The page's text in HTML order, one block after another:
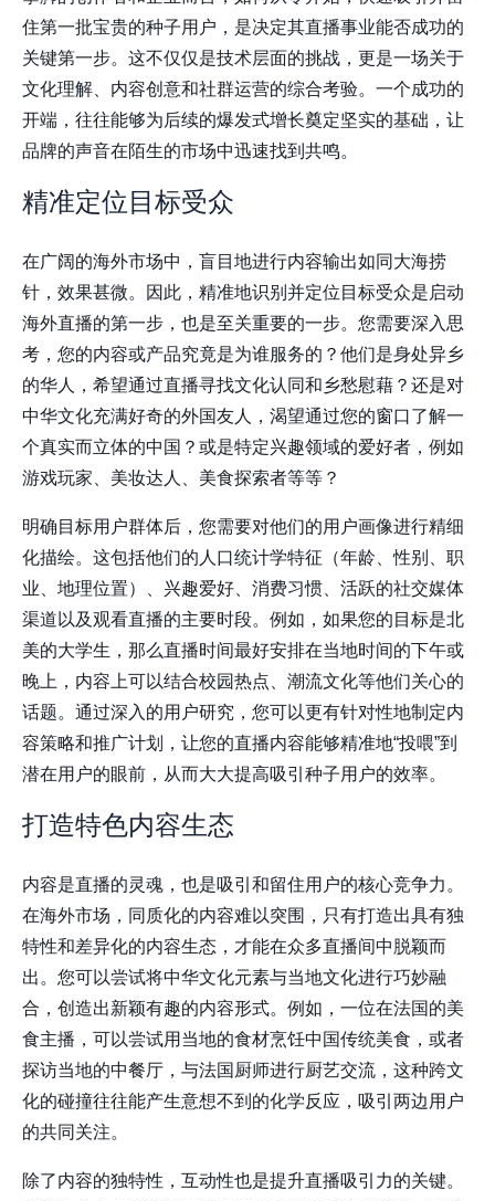
住第一批宝贵的种子用户，是决定其直播事业能否成功的
关键第一步。这不仅仅是技术层面的挑战，更是一场关于
文化理解、内容创意和社群运营的综合考验。一个成功的
开端，往往能够为后续的爆发式增长奠定坚实的基础，让
品牌的声音在陌生的市场中迅速找到共鸣。
精准定位目标受众
在广阔的海外市场中，盲目地进行内容输出如同大海捞
针，效果甚微。因此，精准地识别并定位目标受众是启动
海外直播的第一步，也是至关重要的一步。您需要深入思
考，您的内容或产品究竟是为谁服务的？他们是身处异乡
的华人，希望通过直播寻找文化认同和乡愁慰藉？还是对
中华文化充满好奇的外国友人，渴望通过您的窗口了解一
个真实而立体的中国？或是特定兴趣领域的爱好者，例如
游戏玩家、美妆达人、美食探索者等等？
明确目标用户群体后，您需要对他们的用户画像进行精细
化描绘。这包括他们的人口统计学特征（年龄、性别、职
业、地理位置）、兴趣爱好、消费习惯、活跃的社交媒体
渠道以及观看直播的主要时段。例如，如果您的目标是北
美的大学生，那么直播时间最好安排在当地时间的下午或
晚上，内容上可以结合校园热点、潮流文化等他们关心的
话题。通过深入的用户研究，您可以更有针对性地制定内
容策略和推广计划，让您的直播内容能够精准地“投喂”到
潜在用户的眼前，从而大大提高吸引种子用户的效率。
打造特色内容生态
内容是直播的灵魂，也是吸引和留住用户的核心竞争力。
在海外市场，同质化的内容难以突围，只有打造出具有独
特性和差异化的内容生态，才能在众多直播间中脱颖而
出。您可以尝试将中华文化元素与当地文化进行巧妙融
合，创造出新颖有趣的内容形式。例如，一位在法国的美
食主播，可以尝试用当地的食材烹饪中国传统美食，或者
探访当地的中餐厅，与法国厨师进行厨艺交流，这种跨文
化的碰撞往往能产生意想不到的化学反应，吸引两边用户
的共同关注。
除了内容的独特性，互动性也是提升直播吸引力的关键。